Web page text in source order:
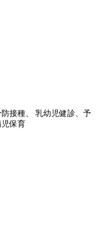
接種、 乳幼児健診、予
保育